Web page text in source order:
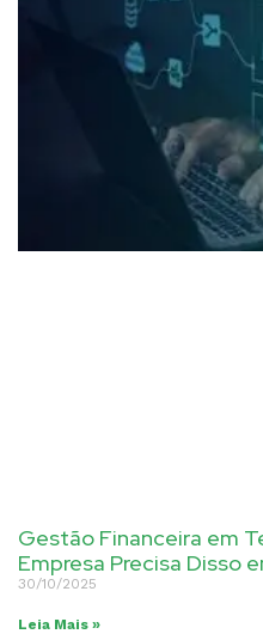
Gestão Financeira em
Empresa Precisa Disso
30/10/2025
Leia Mais »